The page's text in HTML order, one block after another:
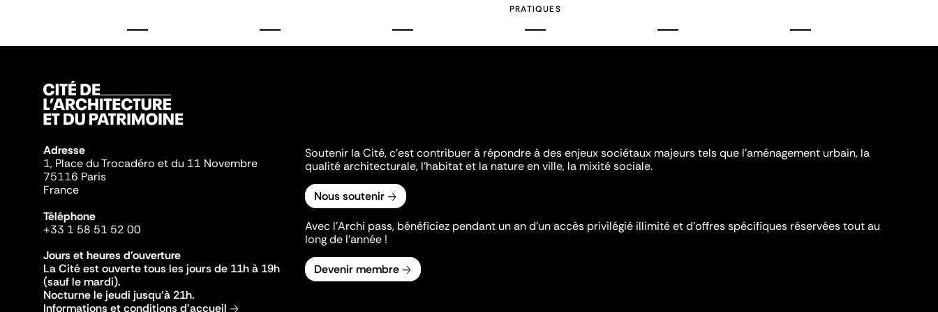
PRATIQUES
Adresse
1, Place du Trocadéro et du 11 Novembre
75116 Paris
France
Téléphone
+33 1 58 51 52 00
Jours et heures d'ouverture
La Cité est ouverte tous les jours de 11h à 19h
(sauf le mardi).
Nocturne le jeudi jusqu'à 21h.
Informations et conditions d'accueil
Soutenir la Cité, c'est contribuer à répondre à des enjeux sociétaux majeurs tels que l'aménagement urbain, la
qualité architecturale, l'habitat et la nature en ville, la mixité sociale.
Nous soutenir
Avec l’Archi pass, bénéficiez pendant un an d’un accès privilégié illimité et d’offres spécifiques réservées tout au
long de l’année !
Devenir membre